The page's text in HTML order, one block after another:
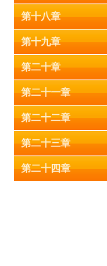
第十八章
第十九章
第二十章
第二十一章
第二十二章
第二十三章
第二十四章